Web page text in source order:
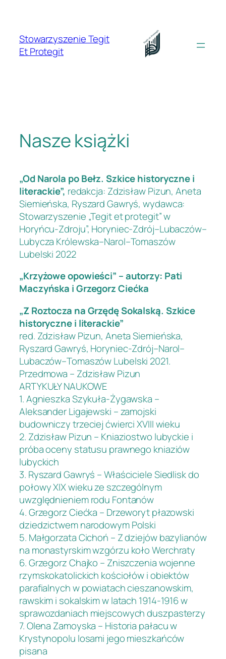
treściStowarzyszenie Tegit
Et Protegit
Nasze książki
„Od Narola po Bełz. Szkice historyczne i
literackie”, redakcja: Zdzisław Pizun, Aneta
Siemieńska, Ryszard Gawryś, wydawca:
Stowarzyszenie „Tegit et protegit” w
Horyńcu-Zdroju”, Horyniec-Zdrój–Lubaczów–
Lubycza Królewska–Narol–Tomaszów
Lubelski 2022
„Krzyżowe opowieści” – autorzy: Pati
Maczyńska i Grzegorz Ciećka
„Z Roztocza na Grzędę Sokalską. Szkice
historyczne i literackie”
red. Zdzisław Pizun, Aneta Siemieńska,
Ryszard Gawryś, Horyniec-Zdrój–Narol–
Lubaczów–Tomaszów Lubelski 2021.
Przedmowa – Zdzisław Pizun
ARTYKUŁY NAUKOWE
1. Agnieszka Szykuła-Żygawska –
Aleksander Ligajewski – zamojski
budowniczy trzeciej ćwierci XVIII wieku
2. Zdzisław Pizun – Kniaziostwo lubyckie i
próba oceny statusu prawnego kniaziów
lubyckich
3. Ryszard Gawryś – Właściciele Siedlisk do
połowy XIX wieku ze szczególnym
uwzględnieniem rodu Fontanów
4. Grzegorz Ciećka – Drzeworyt płazowski
dziedzictwem narodowym Polski
5. Małgorzata Cichoń – Z dziejów bazylianów
na monastyrskim wzgórzu koło Werchraty
6. Grzegorz Chajko – Zniszczenia wojenne
rzymskokatolickich kościołów i obiektów
parafialnych w powiatach cieszanowskim,
rawskim i sokalskim w latach 1914-1916 w
sprawozdaniach miejscowych duszpasterzy
7. Olena Zamoyska – Historia pałacu w
Krystynopolu losami jego mieszkańców
pisana